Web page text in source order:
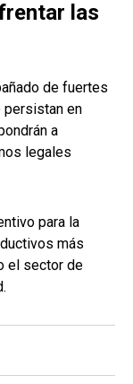
las
de fuertes
persistan en
a
legales
para la
más
el sector de